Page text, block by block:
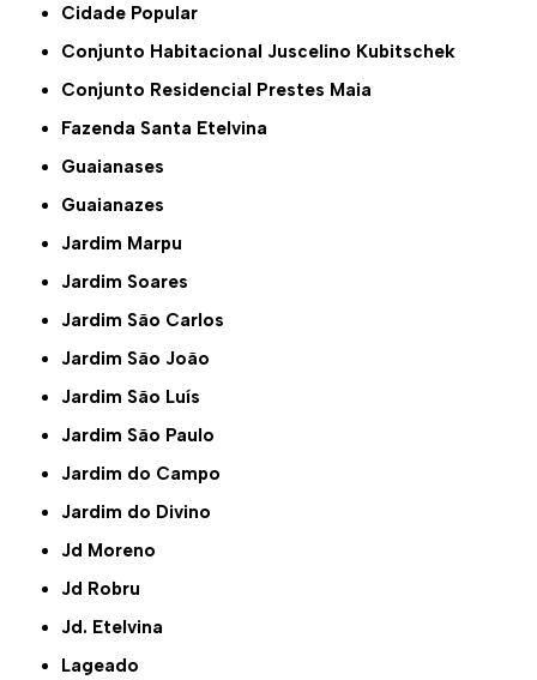
Cidade Popular
Conjunto Habitacional Juscelino Kubitschek
Conjunto Residencial Prestes Maia
Fazenda Santa Etelvina
Guaianases
Guaianazes
Jardim Marpu
Jardim Soares
Jardim São Carlos
Jardim São João
Jardim São Luís
Jardim São Paulo
Jardim do Campo
Jardim do Divino
Jd Moreno
Jd Robru
Jd. Etelvina
Lageado